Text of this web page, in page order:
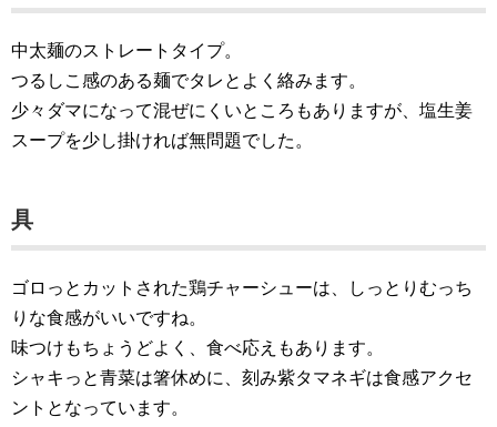
中太麺のストレートタイプ。
つるしこ感のある麺でタレとよく絡みます。
少々ダマになって混ぜにくいところもありますが、塩生姜
スープを少し掛ければ無問題でした。
具
ゴロっとカットされた鶏チャーシューは、しっとりむっち
りな食感がいいですね。
味つけもちょうどよく、食べ応えもあります。
シャキっと青菜は箸休めに、刻み紫タマネギは食感アクセ
ントとなっています。